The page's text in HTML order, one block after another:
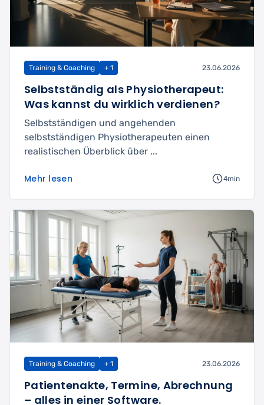
Training & Coaching + 1 23.06.2026
Selbstständig als Physiotherapeut:
Was kannst du wirklich verdienen?
Selbstständigen und angehenden
selbstständigen Physiotherapeuten einen
realistischen Überblick über ...
Mehr lesen 4min
Training & Coaching + 1 23.06.2026
Patientenakte, Termine, Abrechnung
– alles in einer Software.